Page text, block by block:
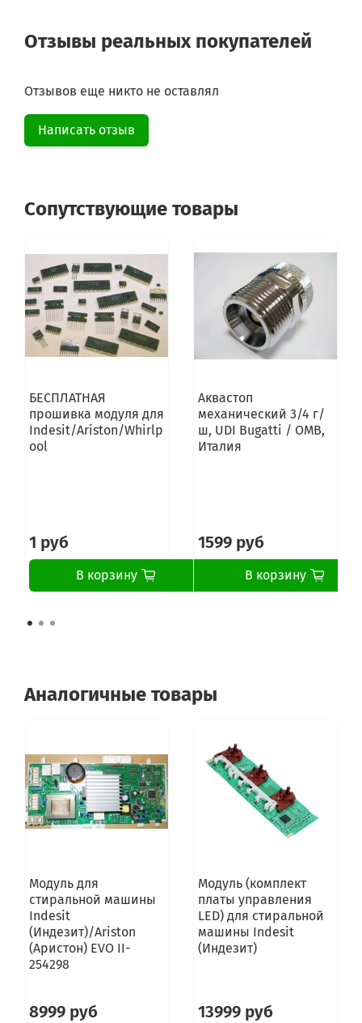
Отзывы реальных покупателей
Отзывов еще никто не оставлял
Написать отзыв
Сопутствующие товары
БЕСПЛАТНАЯ
прошивка модуля для
Indesit/Ariston/Whirlp
ool
1 руб
В корзину
Аквастоп
механический 3/4 г/
ш, UDI Bugatti / OMB,
Италия
1599 руб
В корзину
Аналогичные товары
Модуль для
стиральной машины
Indesit
(Индезит)/Ariston
(Аристон) EVO II-
254298
8999 руб
Модуль (комплект
платы управления
LED) для стиральной
машины Indesit
(Индезит)
13999 руб